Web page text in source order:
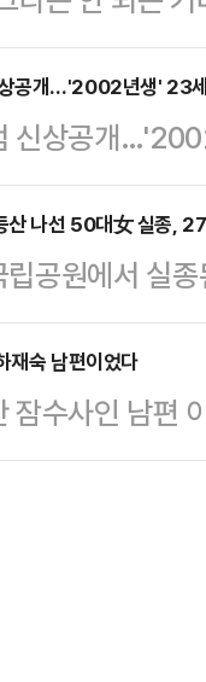
면, 다른 한쪽
다. AI 반도체
는 분석이 나
은 말이 흘러나
크게 다르지
시 원로와의
여부가 정치권
부산 북갑 국
후였다. 이 중
…
공개…'2002년생' 23
신상공개
산 나선 50대女 실종,
공원에서 실
북한산 입산
찰서에 따르
용의 신고를
전 9시쯤 직장
재숙 남편이었다
잠수사인 남편
전해 눈길을